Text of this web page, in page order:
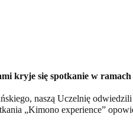
kryje się spotkanie w
naszą Uczelnię
„Kimono experience”